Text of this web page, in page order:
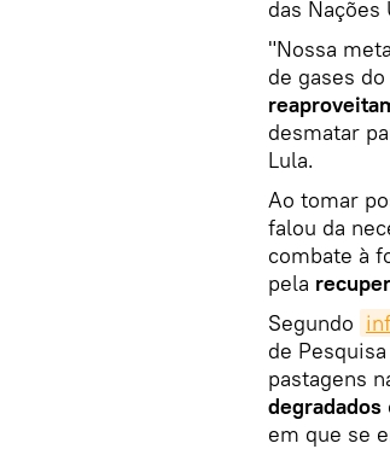
das Nações
"Nossa
de gases
desmatar
Lula.
Ao tomar
falou da
combate à
pela
Segundo
de
pastagens
degradados
em que se